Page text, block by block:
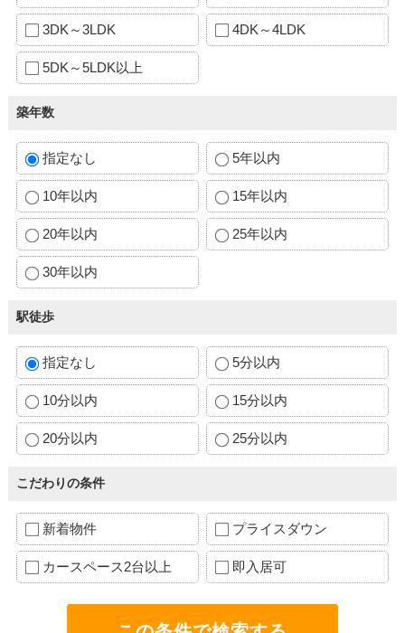
3DK～3LDK 4DK～4LDK
5DK～5LDK以上
築年数
指定なし 5年以内
10年以内 15年以内
20年以内 25年以内
30年以内
駅徒歩
指定なし 5分以内
10分以内 15分以内
20分以内 25分以内
こだわりの条件
新着物件 プライスダウン
カースペース2台以上 即入居可